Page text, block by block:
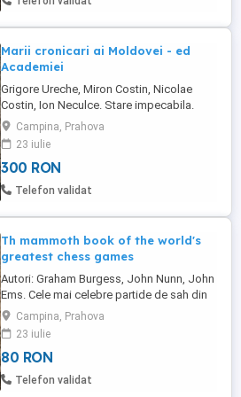
Marii cronicari ai Moldovei - ed
Academiei
Grigore Ureche, Miron Costin, Nicolae
Costin, Ion Neculce. Stare impecabila.
Campina, Prahova
23 iulie
300 RON
Telefon validat
Th mammoth book of the world's
greatest chess games
Autori: Graham Burgess, John Nunn, John
Ems. Cele mai celebre partide de sah din
istorie. 700 pagini. Stare foarte buna.
Campina, Prahova
23 iulie
80 RON
Telefon validat